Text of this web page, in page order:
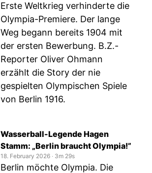
Erste Weltkrieg verhinderte die
Olympia-Premiere. Der lange
Weg begann bereits 1904 mit
der ersten Bewerbung. B.Z.-
Reporter Oliver Ohmann
erzählt die Story der nie
gespielten Olympischen Spiele
von Berlin 1916.
Wasserball-Legende Hagen
Stamm: „Berlin braucht Olympia!”
18. February 2026 ‧ 3m 29s
Berlin möchte Olympia. Die